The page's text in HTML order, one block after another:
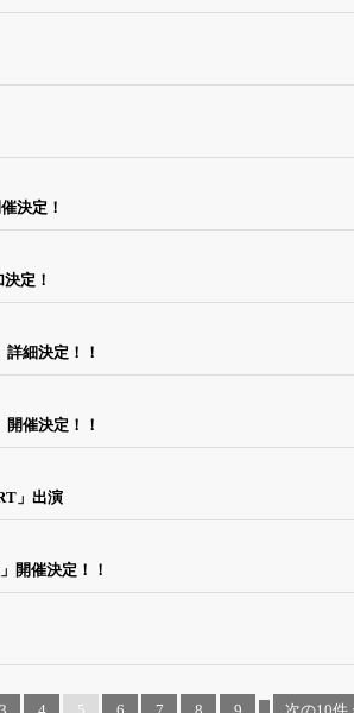
決定！
定！
細決定！！
催決定！！
」出演
開催決定！！